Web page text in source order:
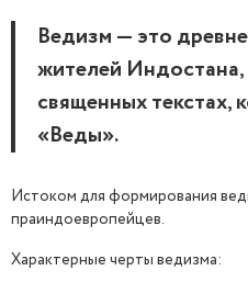
Ведизм — это
жителей Индостана,
священных текстах,
«Веды».
Истоком для формирования
праиндоевропейцев.
Характерные черты ведизма: